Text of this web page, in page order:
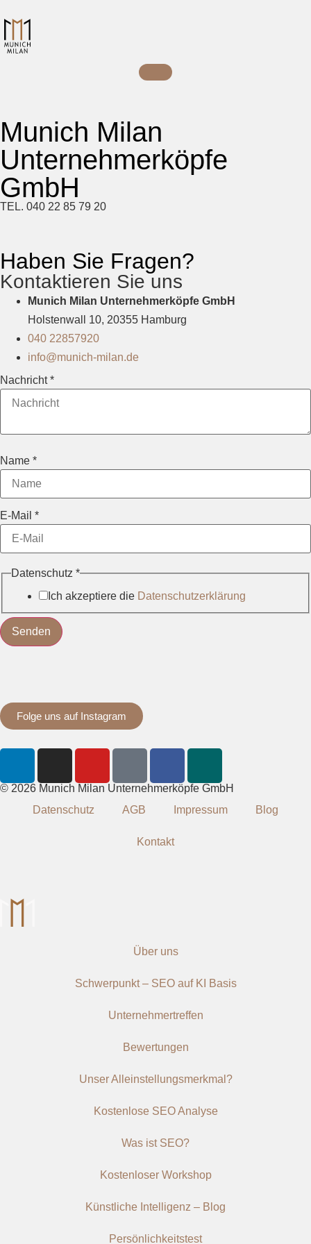
Munich Milan
Unternehmerköpfe
GmbH
TEL. 040 22 85 79 20
Haben Sie Fragen?
Kontaktieren Sie uns
Munich Milan Unternehmerköpfe GmbH
Holstenwall 10, 20355 Hamburg
040 22857920
info@munich-milan.de
Layout
Datenschutz
Nachricht*
Name *
E-Mail *
Datenschutz *
Ich akzeptiere die Datenschutzerklärung
Senden
Folge uns auf Instagram
© 2026 Munich Milan Unternehmerköpfe GmbH
Datenschutz
AGB Impressum Blog
Kontakt
Über uns
Schwerpunkt – SEO auf KI Basis
Unternehmertreffen
Bewertungen
Unser Alleinstellungsmerkmal?
Kostenlose SEO Analyse
Was ist SEO?
Kostenloser Workshop
Künstliche Intelligenz – Blog
Persönlichkeitstest